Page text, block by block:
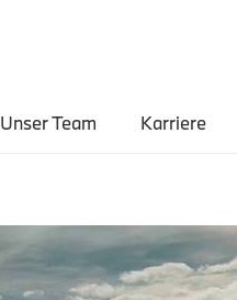
Unser Team Karriere